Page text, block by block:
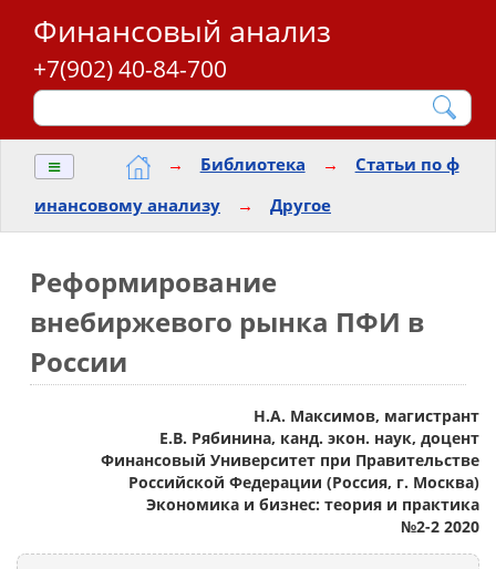
Финансовый анализ
+7(902) 40-84-700
≡ → Библиотека →
Статьи по ф
инансовому анализу
→ Другое
Реформирование
внебиржевого рынка ПФИ в
России
Н.А. Максимов, магистрант
Е.В. Рябинина, канд. экон. наук, доцент
Финансовый Университет при Правительстве
Российской Федерации (Россия, г. Москва)
Экономика и бизнес: теория и практика
№2-2 2020